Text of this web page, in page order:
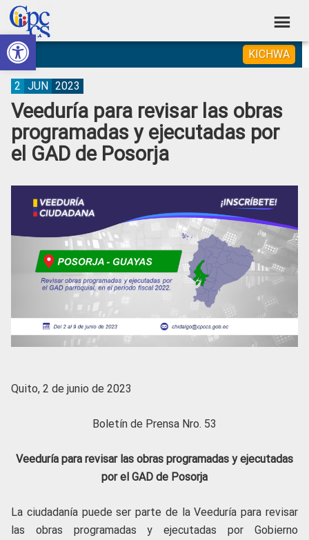
Abrir barra de herramientas
Skip
to
primary
navigation
Skip
to
main
content
Skip
to
primary
sidebar
Skip
to
footer
Consejo
de
Participación
Ciudadana
Control
Social
Construyendo
Poder
Ciudadano
KICHWA
Veeduría para revisar las obras
programadas y ejecutadas por
el GAD de Posorja
2 JUN 2023
Quito, 2 de junio de 2023
Boletín de Prensa Nro. 53
Veeduría para revisar las obras programadas y ejecutadas
por el GAD de Posorja
La ciudadanía puede ser parte de la Veeduría para revisar
las obras programadas y ejecutadas por Gobierno